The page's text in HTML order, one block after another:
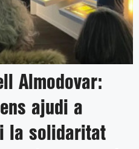
Almodovar:
ajudi a
la solidaritat